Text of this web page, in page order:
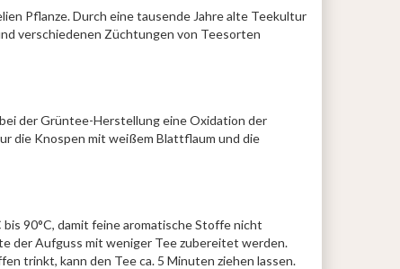
Pflanze. Durch eine tausende Jahre alte Teekultur
verschiedenen Züchtungen von Teesorten
der Grüntee-Herstellung eine Oxidation der
die Knospen mit weißem Blattflaum und die
90°C, damit feine aromatische Stoffe nicht
der Aufguss mit weniger Tee zubereitet werden.
trinkt, kann den Tee ca. 5 Minuten ziehen lassen.